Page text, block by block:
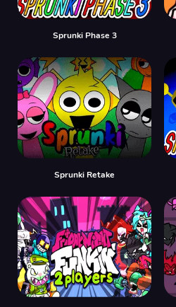
Sprunki Phase 3
Sprunki Retake